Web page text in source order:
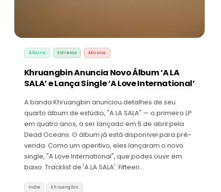
Álbuns Estreias Música
Khruangbin Anuncia Novo Álbum ‘A LA
SALA’ e Lança Single ‘A Love International’
A banda Khruangbin anunciou detalhes de seu
quarto álbum de estúdio, "A LA SALA" — o primeiro LP
em quatro anos, a ser lançado em 5 de abril pela
Dead Oceans. O álbum já está disponível para pré-
venda. Como um aperitivo, eles lançaram o novo
single, "A Love International", que podes ouvir em
baixo. Tracklist de 'A LA SALA': Fifteen…
Indie Khruangbin